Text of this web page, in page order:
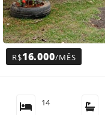
R$16.000/MÊS
14